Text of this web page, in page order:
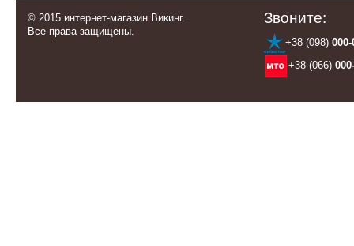
© 2015 интернет-магазин Викинг.
Все права защищены.
Звоните:
+38 (098) 000-
+38 (066)